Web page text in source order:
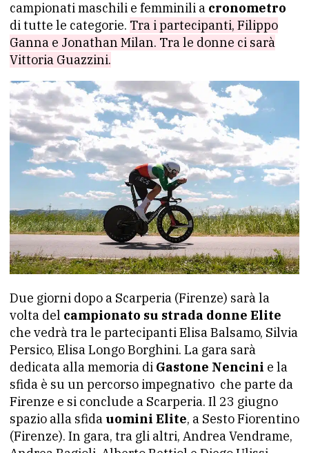
campionati maschili e femminili a cronometro
di tutte le categorie. Tra i partecipanti, Filippo
Ganna e Jonathan Milan. Tra le donne ci sarà
Vittoria Guazzini.
Due giorni dopo a Scarperia (Firenze) sarà la
volta del campionato su strada donne Elite
che vedrà tra le partecipanti Elisa Balsamo, Silvia
Persico, Elisa Longo Borghini. La gara sarà
dedicata alla memoria di Gastone Nencini e la
sfida è su un percorso impegnativo che parte da
Firenze e si conclude a Scarperia. Il 23 giugno
spazio alla sfida uomini Elite, a Sesto Fiorentino
(Firenze). In gara, tra gli altri, Andrea Vendrame,